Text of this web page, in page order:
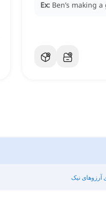
Ex: Ben’s making
آرزوهای نیک